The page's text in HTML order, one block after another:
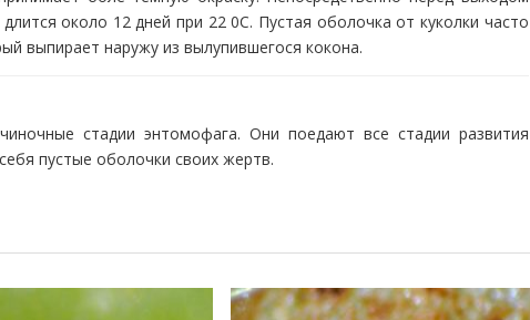
около 12 дней при 22 0С. Пустая оболочка от куколки часто
выпирает наружу из вылупившегося кокона.
стадии энтомофага. Они поедают все стадии развития
пустые оболочки своих жертв.